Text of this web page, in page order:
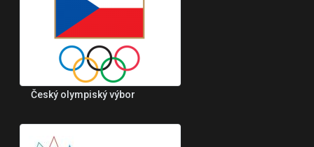
Český olympiský výbor